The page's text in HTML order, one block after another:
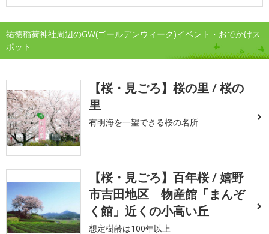
祐徳稲荷神社周辺のGW(ゴールデンウィーク)イベント・おでかけス
ポット
【桜・見ごろ】桜の里 / 桜の
里
有明海を一望できる桜の名所
【桜・見ごろ】百年桜 / 嬉野
市吉田地区 物産館「まんぞ
く館」近くの小高い丘
想定樹齢は100年以上